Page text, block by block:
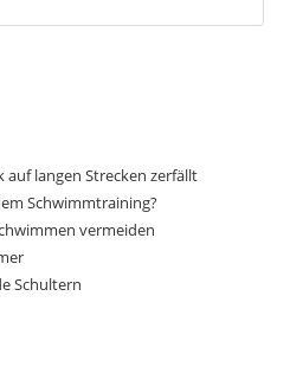
langen Strecken zerfällt
Schwimmtraining?
vermeiden
Schultern